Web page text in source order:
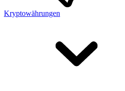
Kryptowährungen